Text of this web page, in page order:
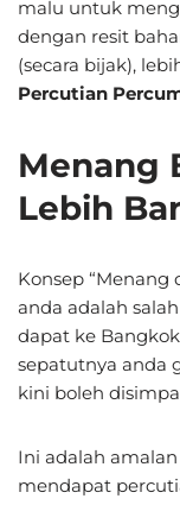
malu untuk
dengan resit
(secara bijak),
Percutian
Menang
Lebih
Konsep “Menang
anda adalah
dapat ke
sepatutnya anda
kini boleh
Ini adalah
mendapat